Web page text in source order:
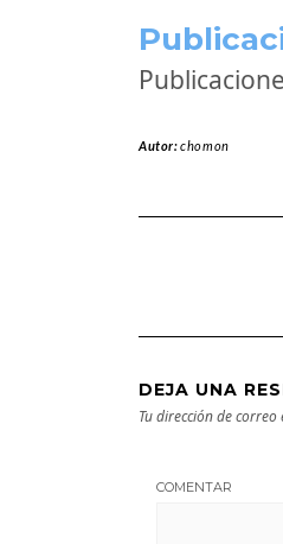
Autor:chomon
DEJA UNA
Tu dirección de
COMENTAR